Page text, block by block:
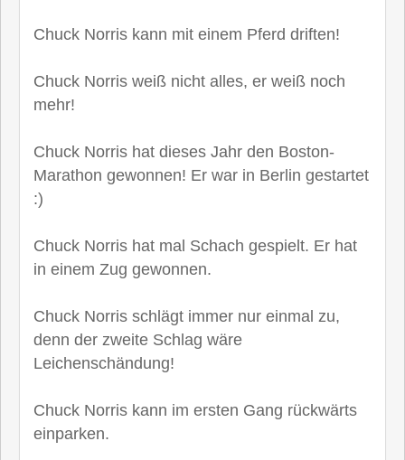
Chuck Norris kann mit einem Pferd driften!
Chuck Norris weiß nicht alles, er weiß noch
mehr!
Chuck Norris hat dieses Jahr den Boston-
Marathon gewonnen! Er war in Berlin gestartet
:)
Chuck Norris hat mal Schach gespielt. Er hat
in einem Zug gewonnen.
Chuck Norris schlägt immer nur einmal zu,
denn der zweite Schlag wäre
Leichenschändung!
Chuck Norris kann im ersten Gang rückwärts
einparken.